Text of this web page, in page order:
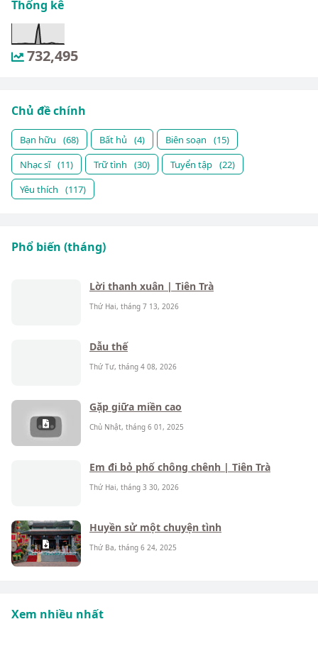
Thống kê
732,495
Chủ đề chính
Bạn hữu (68) Bất hủ (4) Biên soạn
(15)
Nhạc sĩ (11) Trữ tình (30) Tuyển tập (22)
Yêu thích
(117)
Phổ biến (tháng)
Lời thanh xuân | Tiên Trà
Thứ Hai, tháng 7 13, 2026
Dẫu thế
Thứ Tư, tháng 4 08, 2026
Gặp giữa miền cao
Chủ Nhật, tháng 6 01, 2025
Em đi bỏ phố chông chênh | Tiên Trà
Thứ Hai, tháng 3 30, 2026
Huyền sử một chuyện tình
Thứ Ba, tháng 6 24, 2025
Xem nhiều nhất